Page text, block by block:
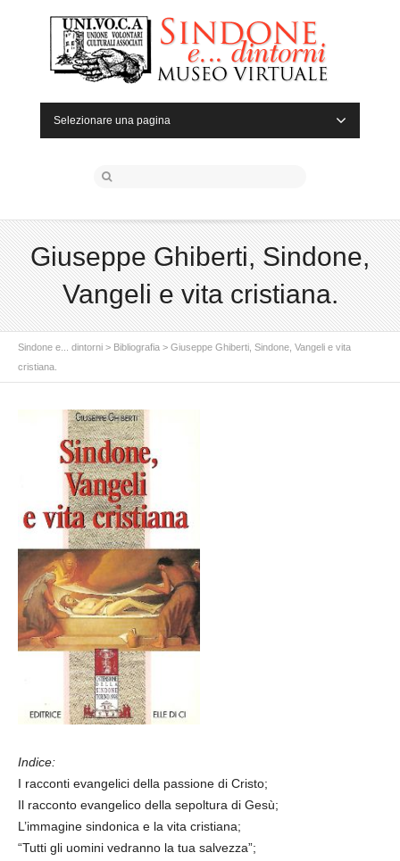
Selezionare una pagina
Giuseppe Ghiberti, Sindone,
Vangeli e vita cristiana.
Sindone e... dintorni > Bibliografia > Giuseppe Ghiberti, Sindone, Vangeli e vita
cristiana.
Indice:
I racconti evangelici della passione di Cristo;
Il racconto evangelico della sepoltura di Gesù;
L’immagine sindonica e la vita cristiana;
“Tutti gli uomini vedranno la tua salvezza”;